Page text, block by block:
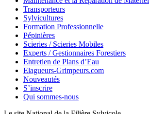
Transporteurs
Sylvicultures
Formation Professionnelle
Pépinières
Scieries / Scieries Mobiles
Experts / Gestionnaires Forestiers
Entretien de Plans d’Eau
Elagueurs-Grimpeurs.com
Nouveautés
S’inscrire
Qui sommes-nous